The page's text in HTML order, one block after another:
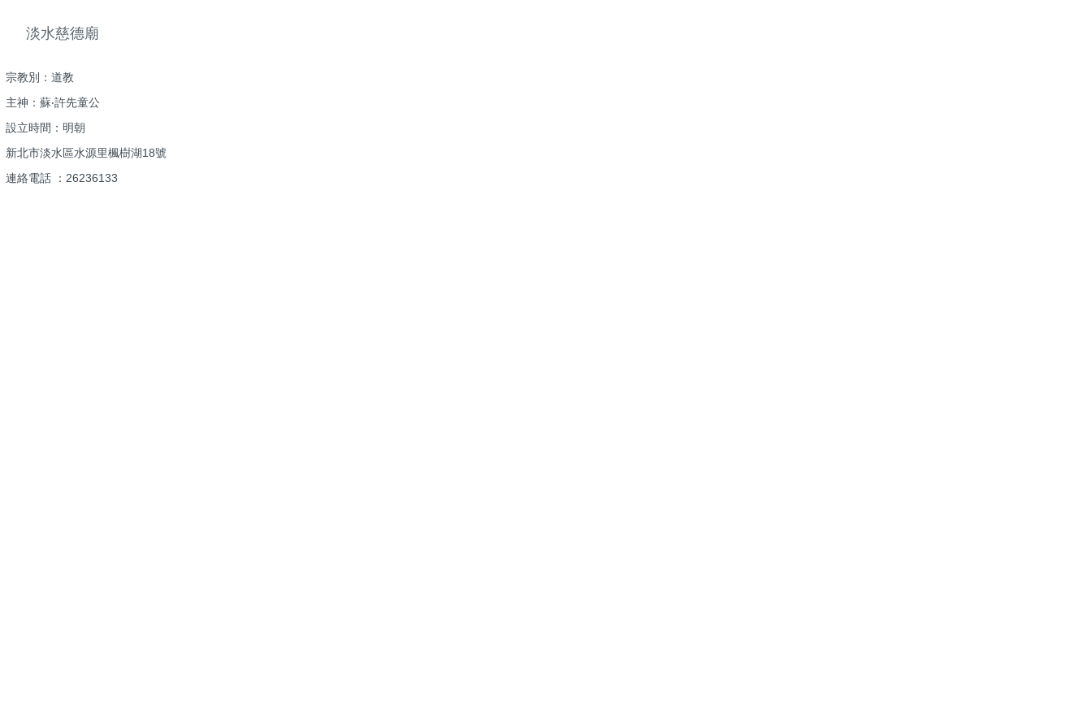
淡水慈德廟
宗教別：道教
主神：蘇‧許先童公
設立時間：明朝
新北市淡水區水源里楓樹湖18號
連絡電話 ：26236133